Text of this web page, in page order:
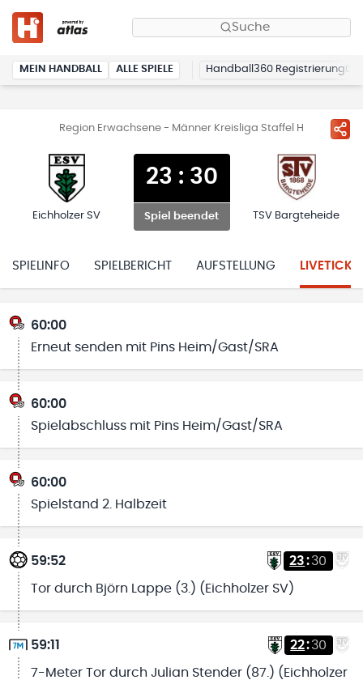
Suche
MEIN HANDBALL ALLE SPIELE Handball360 Registrierung
Region Erwachsene - Männer Kreisliga Staffel H
Eichholzer SV
23 : 30
Spiel beendet TSV Bargteheide
SPIELINFO SPIELBERICHT AUFSTELLUNG
60:00
Erneut senden mit Pins Heim/Gast/SRA
60:00
Spielabschluss mit Pins Heim/Gast/SRA
60:00
Spielstand 2. Halbzeit
59:52 23:30
Tor durch Björn Lappe (3.) (Eichholzer SV)
59:11 22:30
7-Meter Tor durch Julian Stender (87.) (Eichholzer